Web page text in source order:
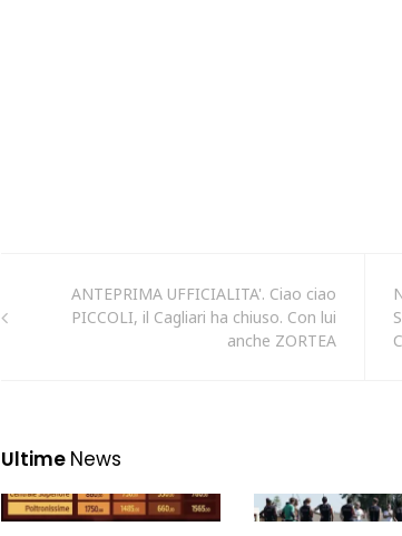
ANTEPRIMA UFFICIALITA'. Ciao ciao
PICCOLI, il Cagliari ha chiuso. Con lui
anche ZORTEA
Ultime News